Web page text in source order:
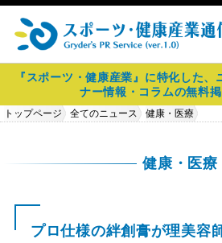
『スポーツ・健康産業』に特化した、
ナー情報・コラムの無料掲
トップページ 全てのニュース
健康・医療
健康・医療
プロ仕様の絆創膏が理美容